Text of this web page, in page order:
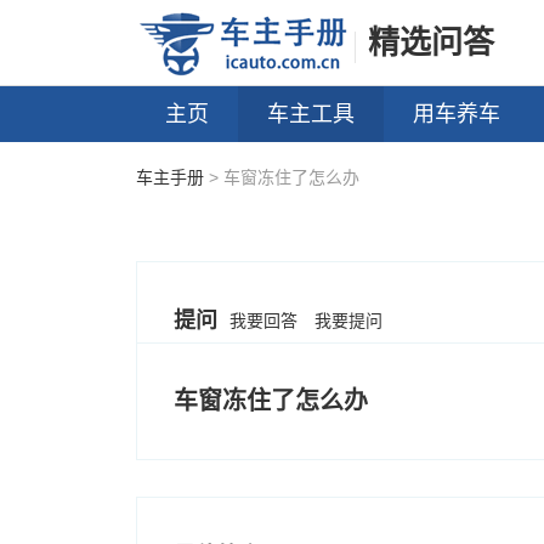
精选问答
主页 车主工具 用车养车
车主手册 > 车窗冻住了怎么办
提问 我要回答 我要提问
车窗冻住了怎么办